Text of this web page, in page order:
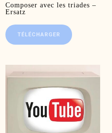
Composer avec les triades –
Ersatz
TÉLÉCHARGER